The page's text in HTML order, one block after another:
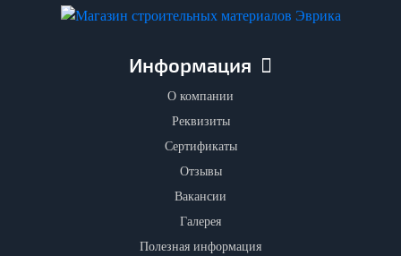
Информация
О компании
Реквизиты
Сертификаты
Отзывы
Вакансии
Галерея
Полезная информация